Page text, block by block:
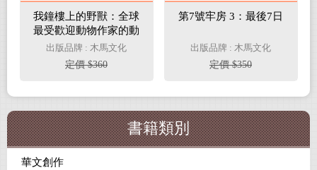
我鐘樓上的野獸：全球
最受歡迎動物作家的動
物園實習生涯【杜瑞爾
野生動植物保育信託60
週年紀念版】
出版品牌 : 木馬文化
定價 $360
第7號牢房 3：最後7日
出版品牌 : 木馬文化
定價 $350
書籍類別
華文創作